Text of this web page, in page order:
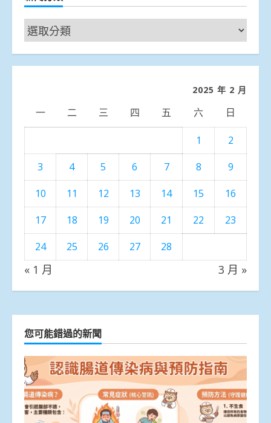
新
聞
分
2025 年 2 月
一 二 三 四 五 六 日
1
2
3
4 5 6 7 8
9
10
11 12 13 14 15
16
17
18 19 20 21 22
23
24
25 26 27 28
« 1 月 3 月 »
您可能錯過的新聞